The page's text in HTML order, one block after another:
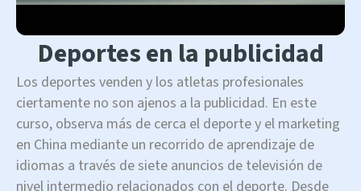
Deportes en la publicidad
Los deportes venden y los atletas profesionales
ciertamente no son ajenos a la publicidad. En este
curso, observa más de cerca el deporte y el marketing
en China mediante un recorrido de aprendizaje de
idiomas a través de siete anuncios de televisión de
nivel intermedio relacionados con el deporte. Desde